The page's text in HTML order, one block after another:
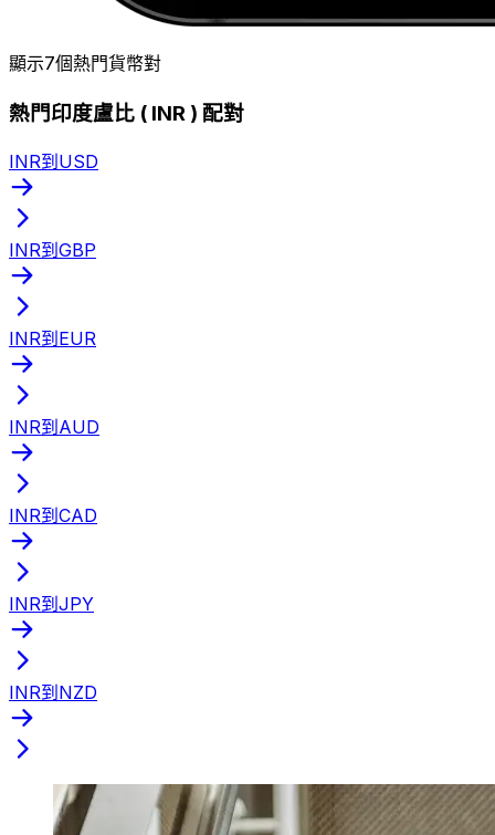
顯示7個熱門貨幣對
熱門印度盧比 ( INR ) 配對
INR到USD
INR到GBP
INR到EUR
INR到AUD
INR到CAD
INR到JPY
INR到NZD